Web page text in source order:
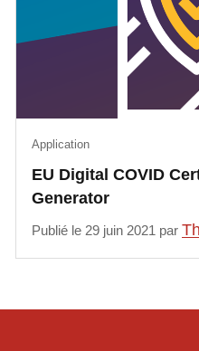
EU Digital COVID
Generator
Application
Publié le 29 juin 2021 par